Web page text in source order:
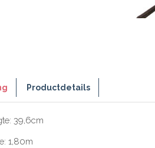
Productdetails
39,6cm
1,80m